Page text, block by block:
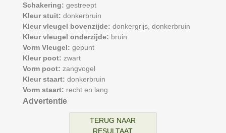
Schakering: gestreept
Kleur stuit: donkerbruin
Kleur vleugel bovenzijde: donkergrijs, donkerbruin
Kleur vleugel onderzijde: bruin
Vorm Vleugel: gepunt
Kleur poot: zwart
Vorm poot: zangvogel
Kleur staart: donkerbruin
Vorm staart: recht en lang
Advertentie
TERUG NAAR
RESULTAAT